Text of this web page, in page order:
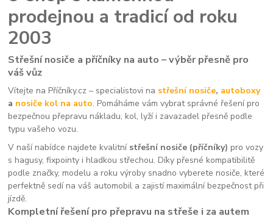
prodejnou a tradicí od roku
2003
Střešní nosiče a příčníky na auto – výběr přesně pro
váš vůz
Vítejte na Příčníky.cz – specialistovi na střešní nosiče, autoboxy
a nosiče kol na auto. Pomáháme vám vybrat správné řešení pro
bezpečnou přepravu nákladu, kol, lyží i zavazadel přesně podle
typu vašeho vozu.
V naší nabídce najdete kvalitní střešní nosiče (příčníky) pro vozy
s hagusy, fixpointy i hladkou střechou. Díky přesné kompatibilitě
podle značky, modelu a roku výroby snadno vyberete nosiče, které
perfektně sedí na váš automobil a zajistí maximální bezpečnost při
jízdě.
Kompletní řešení pro přepravu na střeše i za autem